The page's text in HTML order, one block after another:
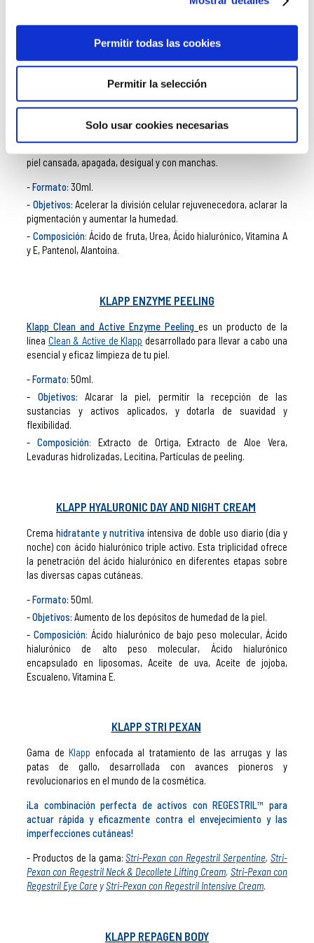
Permitir todas las cookies
Permitir la selección
Solo usar cookies necesarias
es la línea de productos de Klapp ideal para
combatir y poner freno a la actuación delenvejecimiento en la
piel. Todos ellos están destinados a solucionar la pérdida de
transparencia cutánea, la profundidad de las arrugas y el
Klapp ASA Peel Care Cream
piel cansada, apagada, desigual y con manchas.
Formato: 30ml.
Objetivos: Acelerar la división celular rejuvenecedora, aclarar la
pigmentación y aumentar la humedad.
Composición: Ácido de fruta, Urea, Ácido hialurónico, Vitamina A
y E, Pantenol, Alantoína.
KLAPP ENZYME PEELING
Klapp Clean and Active Enzyme Peeling es un producto de la
línea Clean & Active de Klapp desarrollado para llevar a cabo una
esencial y eficaz limpieza de tu piel.
Formato: 50ml.
Objetivos: Alcarar la piel, permitir la recepción de las
sustancias y activos aplicados, y dotarla de suavidad y
flexibilidad.
Composición: Extracto de Ortiga, Extracto de Aloe Vera,
Levaduras hidrolizadas, Lecitina, Partículas de peeling.
KLAPP HYALURONIC DAY AND NIGHT CREAM
Cremahidratante y nutritiva intensiva de doble uso diario (día y
noche) con ácido hialurónico triple activo. Esta triplicidad ofrece
la penetración del ácido hialurónico en diferentes etapas sobre
las diversas capas cutáneas.
Formato: 50ml.
Objetivos: Aumento de los depósitos de humedad de la piel.
Composición: Ácido hialurónico de bajo peso molecular, Ácido
hialurónico de alto peso molecular, Ácido hialurónico
encapsulado en liposomas, Aceite de uva, Aceite de jojoba,
Escualeno, Vitamina E.
KLAPP STRI PEXAN
Gama deKlapp enfocada al tratamiento de las arrugas y las
patas de gallo, desarrollada con avances pioneros y
revolucionarios en el mundo de la cosmética.
¡La combinación perfecta de activos con REGESTRIL™ para
actuar rápida y eficazmente contra el envejecimiento y las
imperfecciones cutáneas!
- Productos de la gama: Stri-Pexan con Regestril Serpentine, Stri-
Pexan con Regestril Neck & Decollete Lifting Cream, Stri-Pexan con
Regestril Eye Care yStri-Pexan con Regestril Intensive Cream.
KLAPP REPAGEN BODY